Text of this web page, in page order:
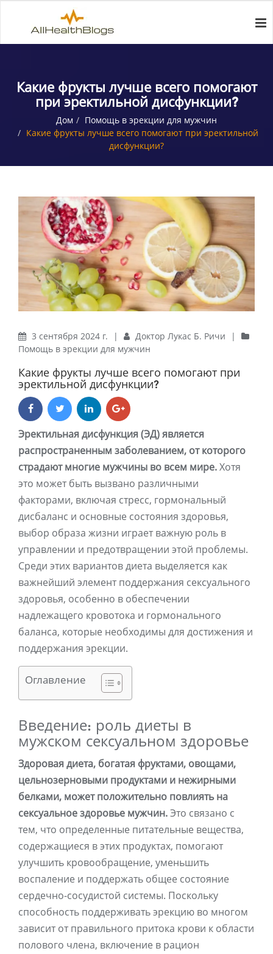
Какие фрукты лучше всего помогают
при эректильной дисфункции?
Дом
Помощь в эрекции для мужчин
Какие фрукты лучше всего помогают при эректильной
дисфункции?
3 сентября 2024 г. | Доктор Лукас Б. Ричи
|
Помощь в эрекции для мужчин
Какие фрукты лучше всего помогают при
эректильной дисфункции?
Эректильная дисфункция (ЭД) является
распространенным заболеванием, от которого
страдают многие мужчины во всем мире.Хотя
это может быть вызвано различными
факторами, включая стресс, гормональный
дисбаланс и основные состояния здоровья,
выбор образа жизни играет важную роль в
управлении и предотвращении этой проблемы.
Среди этих вариантов диета выделяется как
важнейший элемент поддержания сексуального
здоровья, особенно в обеспечении
надлежащего кровотока и гормонального
баланса, которые необходимы для достижения и
поддержания эрекции.
Оглавление
Введение: роль диеты в
мужском сексуальном здоровье
Здоровая диета, богатая фруктами, овощами,
цельнозерновыми продуктами и нежирными
белками, может положительно повлиять на
сексуальное здоровье мужчин.Это связано с
тем, что определенные питательные вещества,
содержащиеся в этих продуктах, помогают
улучшить кровообращение, уменьшить
воспаление и поддержать общее состояние
сердечно-сосудистой системы. Поскольку
способность поддерживать эрекцию во многом
зависит от правильного притока крови к области
полового члена, включение в рацион